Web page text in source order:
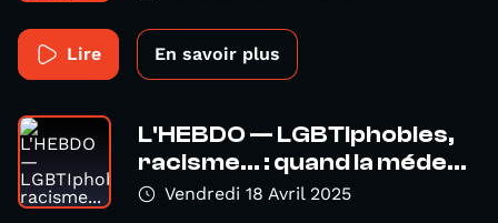
Lire En savoir plus
L'HEBDO — LGBTIphobies,
racisme... : quand la méde...
Vendredi 18 Avril 2025